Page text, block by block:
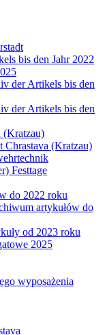
bis den Jahr 2022
der Artikels bis den
der Artikels bis den
(Kratzau)
Chrastava (Kratzau)
Festtage
do 2022 roku
artykułów do
od 2023 roku
2025
wyposażenia